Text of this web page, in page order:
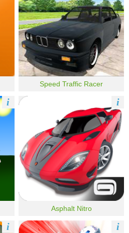
Speed Traffic Racer
i
Asphalt Nitro
i
i i